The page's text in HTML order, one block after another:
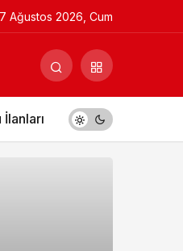
7 Ağustos 2026, Cum